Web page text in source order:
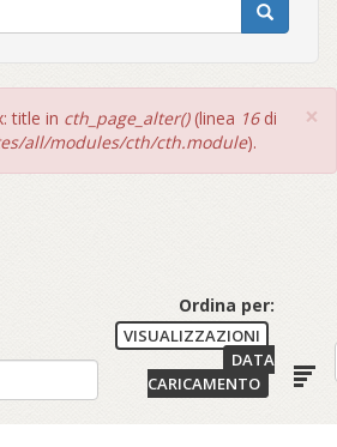
×
title in cth_page_alter()(linea 16di
all/modules/cth/cth.module).
Ordina per:
VISUALIZZAZIONI
DATA
CARICAMENTO